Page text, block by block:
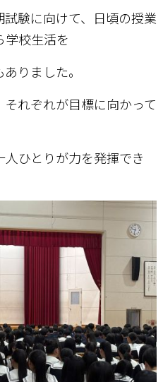
験に向けて、日頃の授業
学校生活を
りました。
れぞれが目標に向かって
ひとりが力を発揮でき